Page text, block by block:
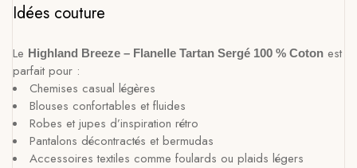
Idées couture
Le Highland Breeze – Flanelle Tartan Sergé 100 % Coton est
parfait pour :
Chemises casual légères
Blouses confortables et fluides
Robes et jupes d’inspiration rétro
Pantalons décontractés et bermudas
Accessoires textiles comme foulards ou plaids légers